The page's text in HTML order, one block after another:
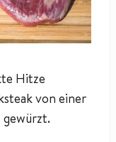
Hitze
von einer
gewürzt.